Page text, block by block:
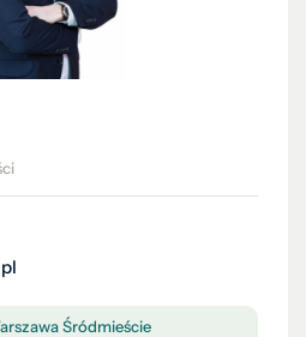
Śródmieście